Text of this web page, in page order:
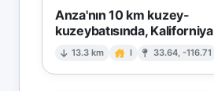
Anza'nın 10 km kuzey-
kuzeybatısında, Kaliforniya
13.3 km I 33.64, -116.71